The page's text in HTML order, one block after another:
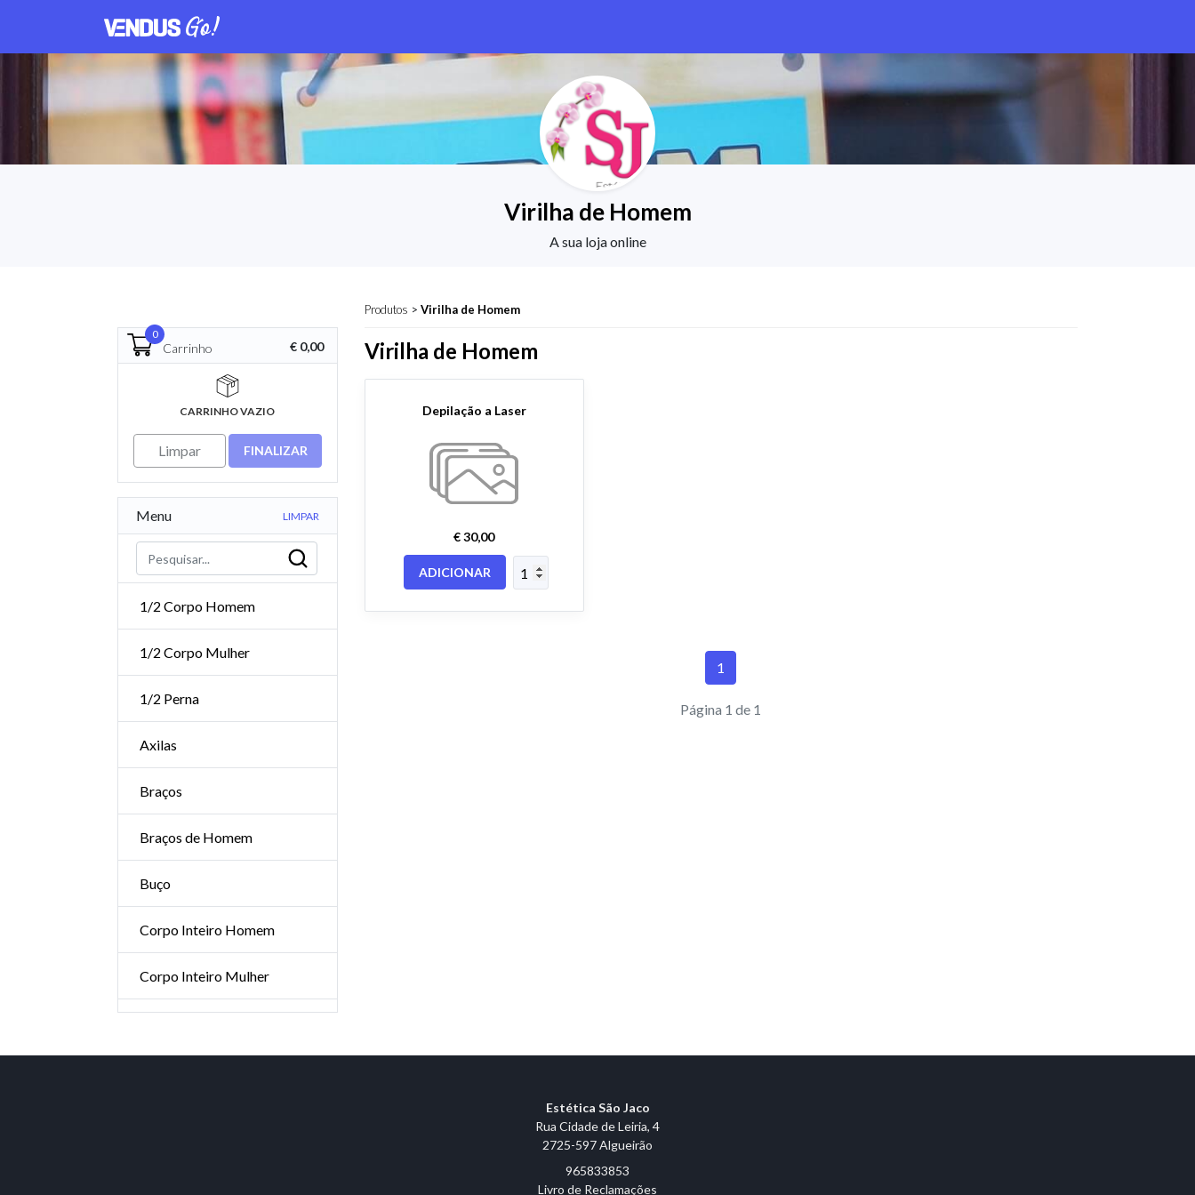
Virilha de Homem
A sua loja online
Produtos > Virilha de Homem
0
Carrinho € 0,00
CARRINHO VAZIO
Limpar FINALIZAR
Menu LIMPAR
1/2 Corpo Homem
1/2 Corpo Mulher
1/2 Perna
Axilas
Braços
Braços de Homem
Buço
Corpo Inteiro Homem
Corpo Inteiro Mulher
Virilha, Axila e Buço
Virilha de Homem
Depilação a Laser
€ 30,00
ADICIONAR
1
Página 1 de 1
Estética São Jaco
Rua Cidade de Leiria, 4
2725-597 Algueirão
965833853
Livro de Reclamações